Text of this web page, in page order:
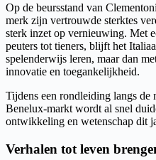
Op de beursstand van
merk zijn vertrouwde sterktes
sterk inzet op vernieuwing. Met
peuters tot tieners, blijft het
spelenderwijs leren, maar dan
innovatie en toegankelijkheid.
Tijdens een rondleiding langs de
Benelux-markt wordt al snel
ontwikkeling en wetenschap dit
Verhalen tot leven